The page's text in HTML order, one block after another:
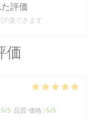
価
5/5 品質-価格 : 5/5
評価
価できます